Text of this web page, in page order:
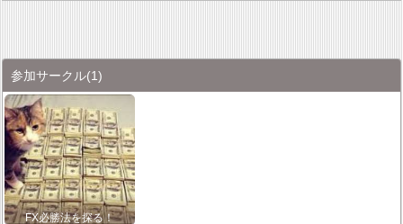
参加サークル(1)
FX必勝法を探る！